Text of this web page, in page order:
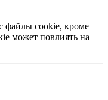
файлы cookie, кроме
может повлиять на